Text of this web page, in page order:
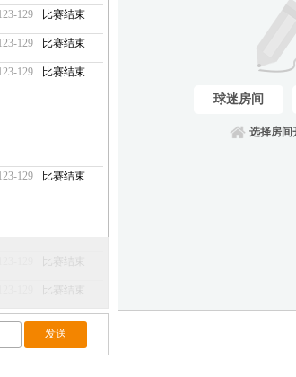
129 比赛结束
129 比赛结束
129 比赛结束
129 比赛结束
129 比赛结束
129 第4节
球迷房间
选择房间